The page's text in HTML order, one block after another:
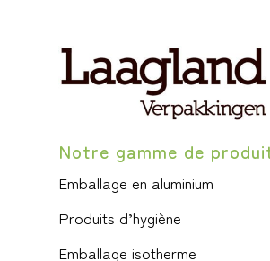
Notre gamme de
Emballage en aluminium
Produits d’hygiène
Emballage isotherme